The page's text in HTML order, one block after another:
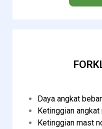
Daya angkat
Ketinggian
Ketinggian mast